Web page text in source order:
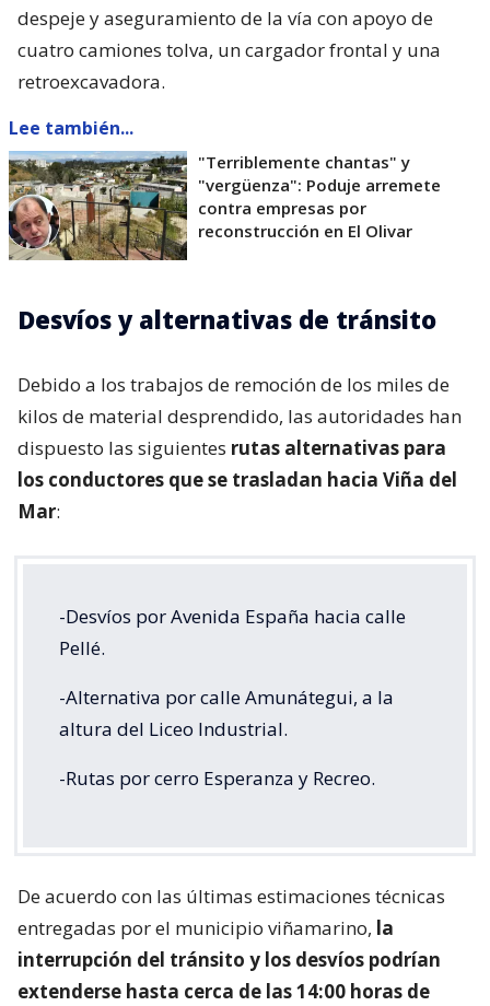
despeje y aseguramiento de la vía con apoyo de
cuatro camiones tolva, un cargador frontal y una
retroexcavadora.
Lee también...
"Terriblemente chantas" y
"vergüenza": Poduje arremete
contra empresas por
reconstrucción en El Olivar
Desvíos y alternativas de tránsito
Debido a los trabajos de remoción de los miles de
kilos de material desprendido, las autoridades han
dispuesto las siguientes rutas alternativas para
los conductores que se trasladan hacia Viña del
Mar:
-Desvíos por Avenida España hacia calle
Pellé.
-Alternativa por calle Amunátegui, a la
altura del Liceo Industrial.
-Rutas por cerro Esperanza y Recreo.
De acuerdo con las últimas estimaciones técnicas
entregadas por el municipio viñamarino, la
interrupción del tránsito y los desvíos podrían
extenderse hasta cerca de las 14:00 horas de